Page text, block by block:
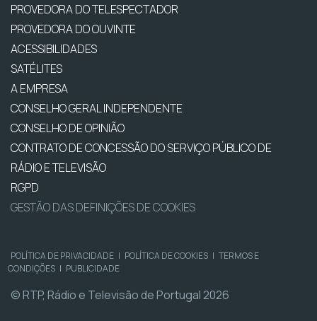
PROVEDORA DO TELESPECTADOR
PROVEDORA DO OUVINTE
ACESSIBILIDADES
SATÉLITES
A EMPRESA
CONSELHO GERAL INDEPENDENTE
CONSELHO DE OPINIÃO
CONTRATO DE CONCESSÃO DO SERVIÇO PÚBLICO DE
RÁDIO E TELEVISÃO
RGPD
GESTÃO DAS DEFINIÇÕES DE COOKIES
POLÍTICA DE PRIVACIDADE | POLÍTICA DE COOKIES | TERMOS E
CONDIÇÕES | PUBLICIDADE
© RTP, Rádio e Televisão de Portugal 2026